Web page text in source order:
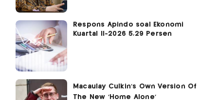
Respons Apindo soal Ekonomi
Kuartal II-2026 5,29 Persen